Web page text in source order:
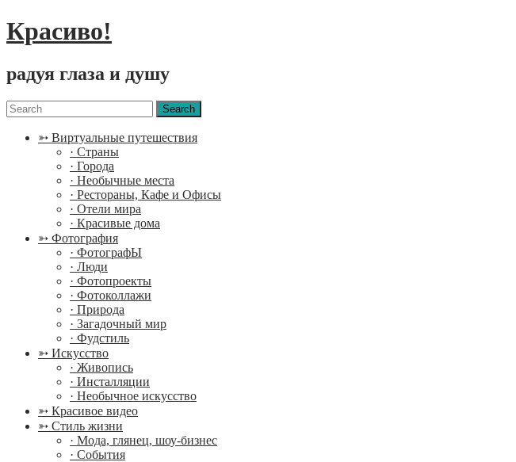
Красиво!
радуя глаза и душу
Menu
Search
for:
➳ Виртуальные путешествия
· Страны
· Города
· Необычные места
· Рестораны, Кафе и Офисы
· Отели мира
· Красивые дома
➳ Фотография
· ФотографЫ
· Люди
· Фотопроекты
· Фотоколлажи
· Природа
· Загадочный мир
· Фудстиль
➳ Искусство
· Живопись
· Инсталляции
· Необычное искусство
➳ Красивое видео
➳ Стиль жизни
· Мода, глянец, шоу-бизнес
· События